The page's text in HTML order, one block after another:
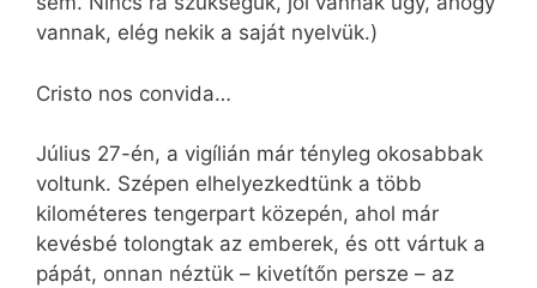
vannak, elég nekik a saját nyelvük.)
Cristo nos convida…
Július 27-én, a vigílián már tényleg okosabbak
voltunk. Szépen elhelyezkedtünk a több
kilométeres tengerpart közepén, ahol már
kevésbé tolongtak az emberek, és ott vártuk a
pápát, onnan néztük – kivetítőn persze – az